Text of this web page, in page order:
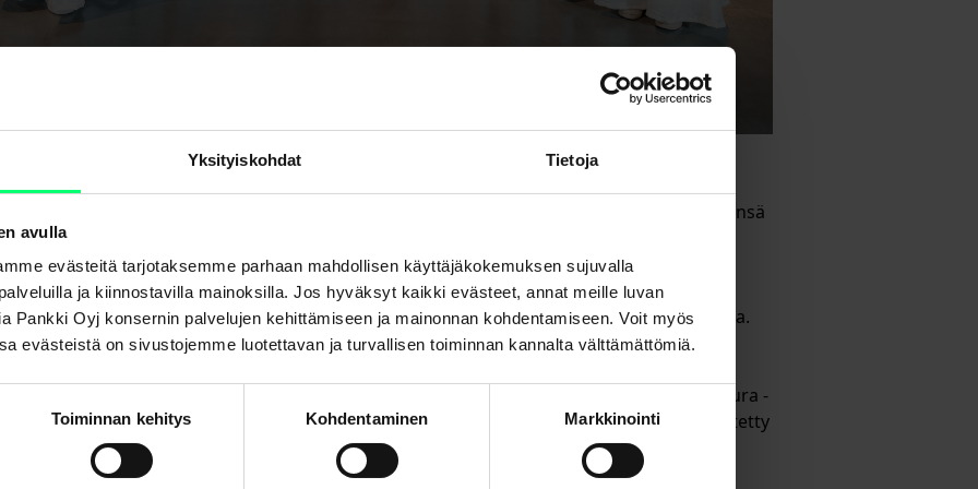
Yksityiskohdat Tietoja
avulla
evästeitä tarjotaksemme parhaan mahdollisen käyttäjäkokemuksen sujuvalla
ja kiinnostavilla mainoksilla. Jos hyväksyt kaikki evästeet, annat meille luvan
Pankki Oyj konsernin palvelujen kehittämiseen ja mainonnan kohdentamiseen. Voit myös
evästeistä on sivustojemme luotettavan ja turvallisen toiminnan kannalta välttämättömiä.
Toiminnan kehitys Kohdentaminen Markkinointi
keräyksen keulahahmo. Tänä vuonna keräyksen tavoitteena on auttaa arjessa
perinteen mukaisesti. Suomen Lucia Wilma Grönqvist kertoo itse työskennelleensä
perheiden parissa.
leireillä tukea tarvitsevien perheiden kanssa. Se, että lapset saavat tehdä jotain
auttaa enemmän kuin uskoisikaan, ja vanhemmille annettava tuki on kaikkein kauneinta.
sanoo Suomen Lucia 2022 Wilma Grönqvist.
on jatkunut pitkään, ja sijoitusrahasto Aktia Folkhälsan, joka nykyään on osa Aktia Secura -
tätä yhteistyötä.  Osa rahaston hallinnointipalkkiosta on kanavoitu Folkhälsanille ja käytetty
työhön Suomessa, ja on täten ollut hyödyksi paikallisyhteisöille jo pidemmän aikaa.